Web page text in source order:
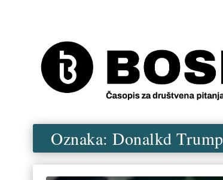
Oznaka:Donalkd Trump